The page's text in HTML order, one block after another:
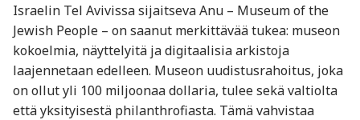
Israelin Tel Avivissa sijaitseva Anu – Museum of the
Jewish People – on saanut merkittävää tukea: museon
kokoelmia, näyttelyitä ja digitaalisia arkistoja
laajennetaan edelleen. Museon uudistusrahoitus, joka
on ollut yli 100 miljoonaa dollaria, tulee sekä valtiolta
että yksityisestä philanthrofiasta. Tämä vahvistaa